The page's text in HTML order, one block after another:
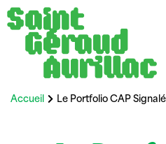
Accueil Le Portfolio CAP